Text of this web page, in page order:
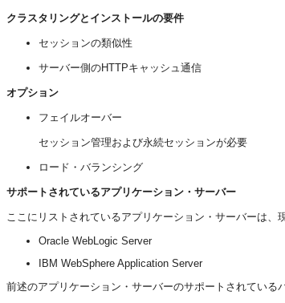
クラスタリングとインストールの要件
セッションの類似性
サーバー側のHTTPキャッシュ通信
オプション
フェイルオーバー
セッション管理および永続セッションが必要
ロード・バランシング
サポートされているアプリケーション・サーバー
ここにリストされているアプリケーション・サーバーは
Oracle WebLogic Server
IBM WebSphere Application Server
前述のアプリケーション・サーバーのサポートされている